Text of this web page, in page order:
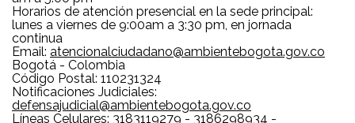
Horarios de atención presencial en la sede principal:
lunes a viernes de 9:00am a 3:30 pm, en jornada
continua
Email: atencionalciudadano@ambientebogota.gov.co
Bogotá - Colombia
Código Postal: 110231324
Notificaciones Judiciales:
defensajudicial@ambientebogota.gov.co
Líneas Celulares: 3183119279 - 3186298934 -